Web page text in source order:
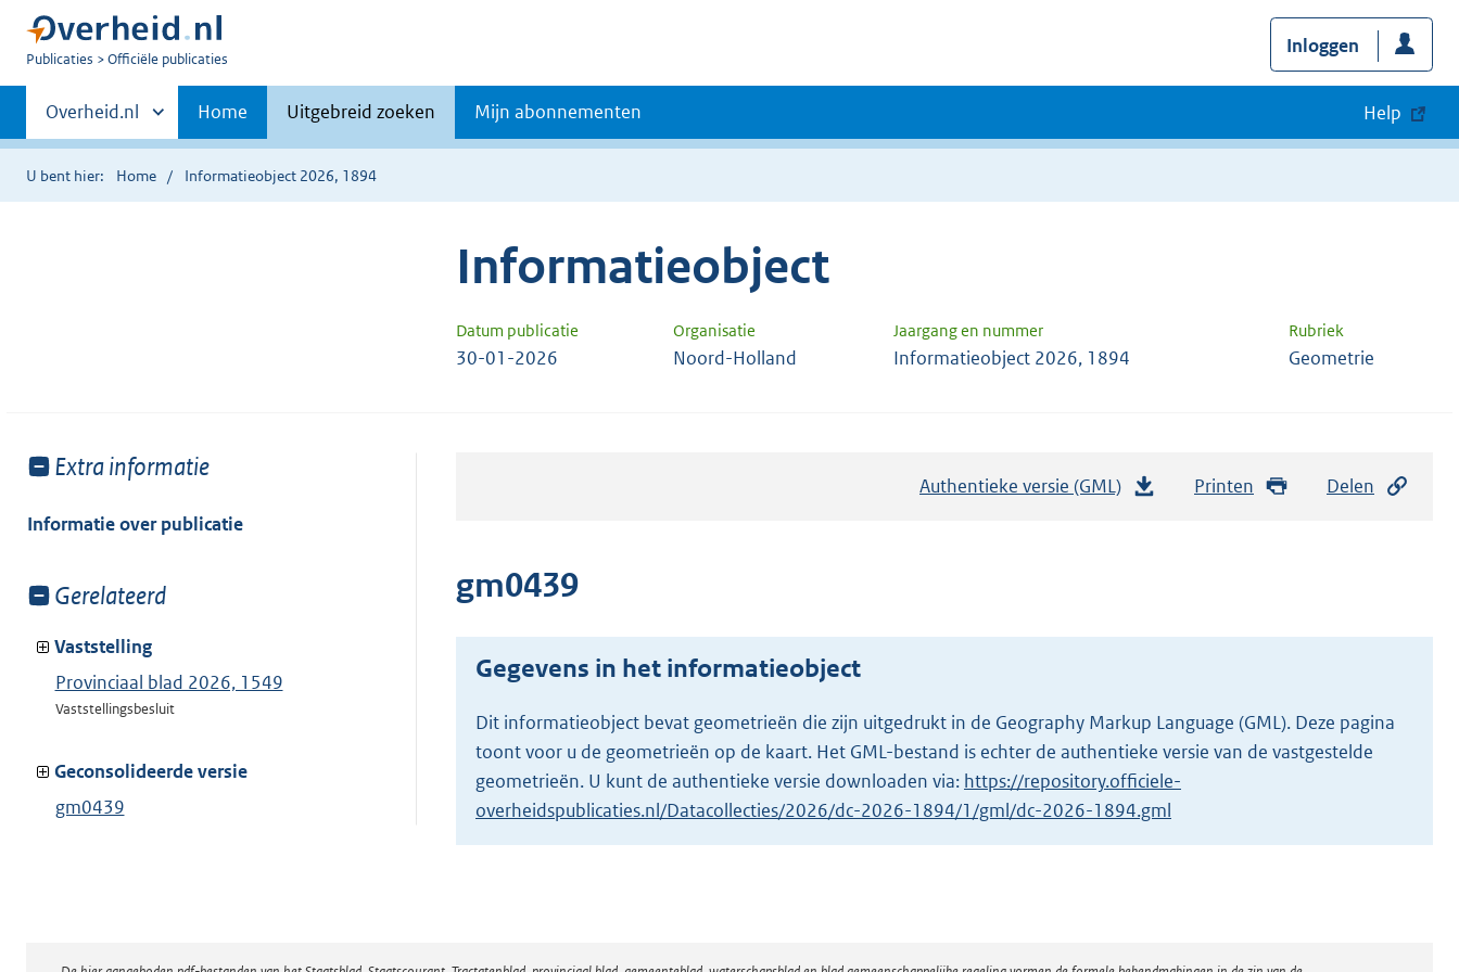
U
Publicaties Officiële publicaties
Inloggen
Primaire
navigatie
Andere
sites
binnen
Overheid.nl Home Uitgebreid zoeken Mijn abonnementen Help
U bent hier: Home Informatieobject 2026, 1894
Informatieobject
Datum publicatie Organisatie Jaargang en nummer Rubriek
30-01-2026 Noord-Holland Informatieobject 2026, 1894 Geometrie
Toon
van:
Extra informatie
Informatie over publicatie
Toon
van:
Gerelateerd
Vaststelling
Provinciaal blad 2026, 1549
Vaststellingsbesluit
Geconsolideerde versie
gm0439
Authentieke versie (GML)
n
g
r
o
o
Printen Delen
gm0439
Gegevens in het informatieobject
Dit informatieobject bevat geometrieën die zijn uitgedrukt in de Geography Markup Language (GML). Deze pagina
toont voor u de geometrieën op de kaart. Het GML-bestand is echter de authentieke versie van de vastgestelde
geometrieën. U kunt de authentieke versie downloaden via: https://repository.officiele-
overheidspublicaties.nl/Datacollecties/2026/dc-2026-1894/1/gml/dc-2026-1894.gml